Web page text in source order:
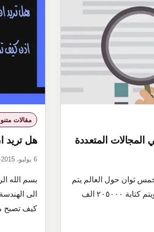
٦ ثواني او اقل فكل خمس ثوان حول العالم يتم
بيع ٣٧٥ تشيز برجر من ماكدونالز و ياتي ٢١ مولود جديد ويتم كتابة ٢٠٥٠٠٠ الف
مقالات
هل تريد
6 يوليو، 2015 ·
بسم الله
الى
كيف تصبح